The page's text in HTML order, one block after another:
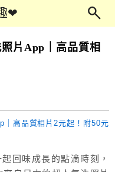
❤
片App｜高品質相
回味成長的點滴時刻，